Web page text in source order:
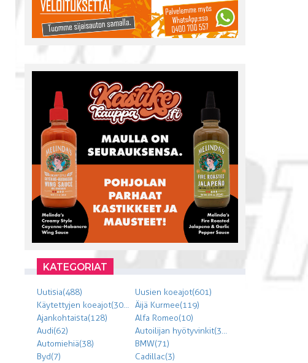
KATEGORIAT
Uutisia (488)
Uusien koeajot (601)
Käytettyjen koeajot (303) Äijä Kurmee (119)
Ajankohtaista (128)
Alfa Romeo (10)
Audi (62)
Autoilijan hyötyvinkit (300)
Automiehiä (38)
BMW (71)
Byd (7)
Cadillac (3)